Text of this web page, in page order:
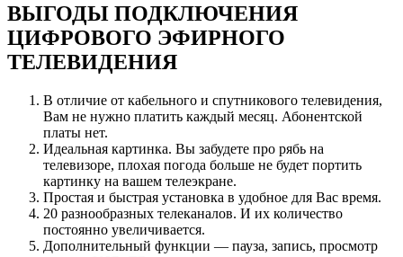
ВЫГОДЫ ПОДКЛЮЧЕНИЯ
ЦИФРОВОГО ЭФИРНОГО
ТЕЛЕВИДЕНИЯ
В отличие от кабельного и спутникового телевидения,
Вам не нужно платить каждый месяц. Абонентской
платы нет.
Идеальная картинка. Вы забудете про рябь на
телевизоре, плохая погода больше не будет портить
картинку на вашем телеэкране.
Простая и быстрая установка в удобное для Вас время.
20 разнообразных телеканалов. И их количество
постоянно увеличивается.
Дополнительный функции — пауза, запись, просмотр